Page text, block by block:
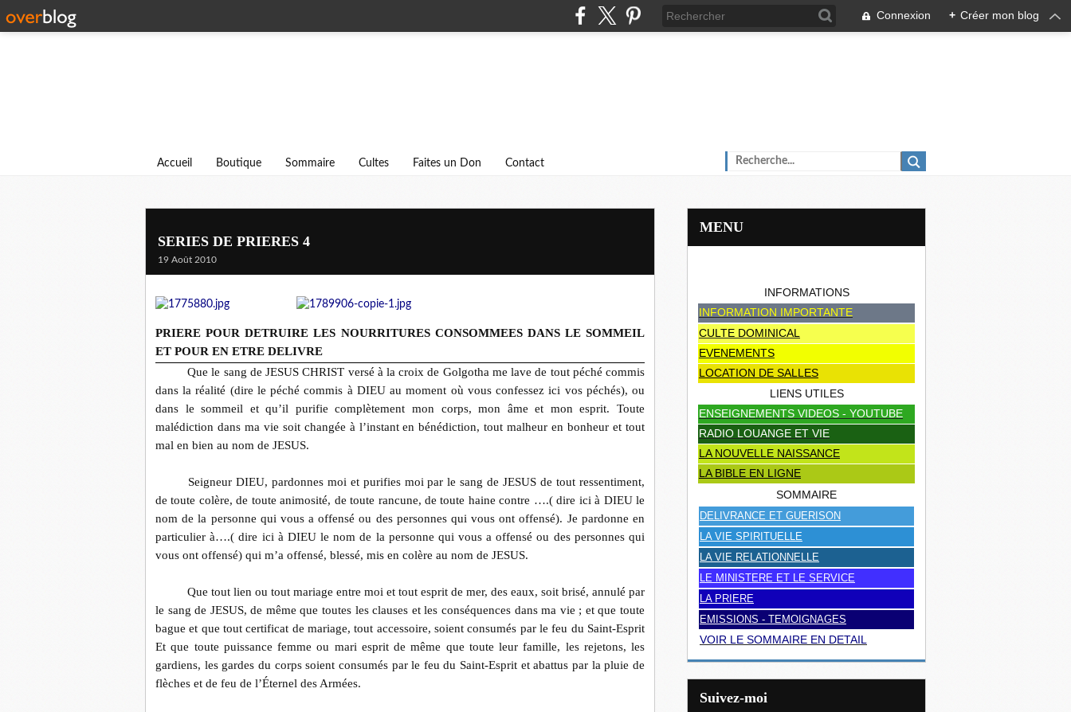
Connexion + Créer mon blog
Accueil Boutique Sommaire Cultes Faites un Don Contact
SERIES DE PRIERES 4
19 Août 2010
PRIERE POUR DETRUIRE LES NOURRITURES CONSOMMEES DANS LE SOMMEIL
ET POUR EN ETRE DELIVRE
Que le sang de JESUS CHRIST versé à la croix de Golgotha me lave de tout péché commis
dans la réalité (dire le péché commis à DIEU au moment où vous confessez ici vos péchés), ou
dans le sommeil et qu’il purifie complètement mon corps, mon âme et mon esprit. Toute
malédiction dans ma vie soit changée à l’instant en bénédiction, tout malheur en bonheur et tout
mal en bien au nom de JESUS.
Seigneur DIEU, pardonnes moi et purifies moi par le sang de JESUS de tout ressentiment,
de toute colère, de toute animosité, de toute rancune, de toute haine contre ….( dire ici à DIEU le
nom de la personne qui vous a offensé ou des personnes qui vous ont offensé). Je pardonne en
particulier à….( dire ici à DIEU le nom de la personne qui vous a offensé ou des personnes qui
vous ont offensé) qui m’a offensé, blessé, mis en colère au nom de JESUS.
Que tout lien ou tout mariage entre moi et tout esprit de mer, des eaux, soit brisé, annulé par
le sang de JESUS, de même que toutes les clauses et les conséquences dans ma vie ; et que toute
bague et que tout certificat de mariage, tout accessoire, soient consumés par le feu du Saint-Esprit
Et que toute puissance femme ou mari esprit de même que toute leur famille, les rejetons, les
gardiens, les gardes du corps soient consumés par le feu du Saint-Esprit et abattus par la pluie de
flèches et de feu de l’Éternel des Armées.
MENU
INFORMATIONS
INFORMATION IMPORTANTE
CULTE DOMINICAL
EVENEMENTS
LOCATION DE SALLES
LIENS UTILES
ENSEIGNEMENTS VIDEOS - YOUTUBE
RADIO LOUANGE ET VIE
LA NOUVELLE NAISSANCE
LA BIBLE EN LIGNE
SOMMAIRE
DELIVRANCE ET GUERISON
LA VIE SPIRITUELLE
LA VIE RELATIONNELLE
LE MINISTERE ET LE SERVICE
LA PRIERE
EMISSIONS - TEMOIGNAGES
VOIR LE SOMMAIRE EN DETAIL
Suivez-moi